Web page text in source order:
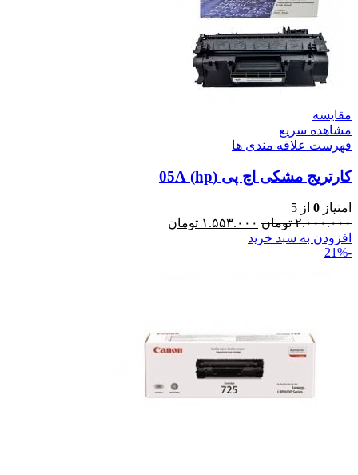
مقایسه
مشاهده سریع
فهرست علاقه مندی ها
کارتریج مشکی اچ پی (hp) 05A
امتیاز 0 از 5
۲.۰۰۰.۰۰۰ تومان ۱.۵۵۳.۰۰۰ تومان
افزودن به سبد خرید
-21%